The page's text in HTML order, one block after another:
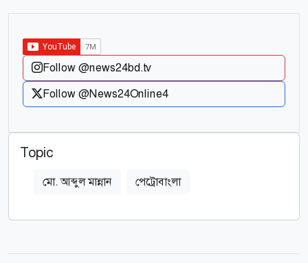
Follow @news24bd.tv
Follow @News24Online4
Topic
মো. আব্দুল মান্নান পেট্রোবাংলা